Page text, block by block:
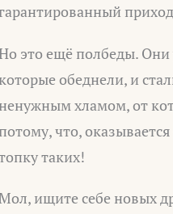
гарантированный
это ещё полбеды. Они
которые обеднели, и
ненужным хламом, от
потому, что,
таких!
ищите себе новых